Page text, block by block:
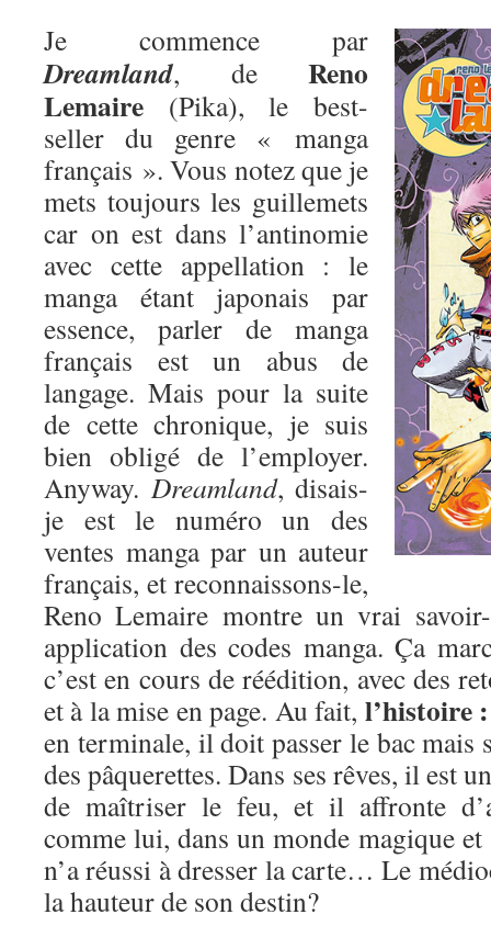
Je commence par
Dreamland, de Reno
Lemaire (Pika), le best-
seller du genre « manga
français ». Vous notez que je
mets toujours les guillemets
car on est dans l’antinomie
avec cette appellation : le
manga étant japonais par
essence, parler de manga
français est un abus de
langage. Mais pour la suite
de cette chronique, je suis
bien obligé de l’employer.
Anyway. Dreamland, disais-
je est le numéro un des
ventes manga par un auteur
français, et reconnaissons-le,
Reno Lemaire montre un vrai
application des codes manga. Ça
c’est en cours de réédition, avec des
et à la mise en page. Au fait, l’histoire :
en terminale, il doit passer le bac mais
des pâquerettes. Dans ses rêves, il est
de maîtriser le feu, et il affronte
comme lui, dans un monde magique et
n’a réussi à dresser la carte… Le
la hauteur de son destin?